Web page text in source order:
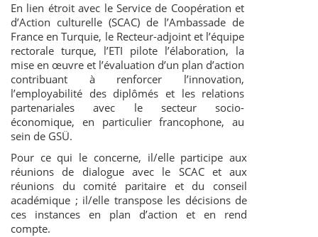
En lien étroit avec le Service de Coopération et
d’Action culturelle (SCAC) de l’Ambassade de
France en Turquie, le Recteur-adjoint et l’équipe
rectorale turque, l’ETI pilote l’élaboration, la
mise en œuvre et l’évaluation d’un plan d’action
contribuant à renforcer l’innovation,
l’employabilité des diplômés et les relations
partenariales avec le secteur socio-
économique, en particulier francophone, au
sein de GSÜ.
Pour ce qui le concerne, il/elle participe aux
réunions de dialogue avec le SCAC et aux
réunions du comité paritaire et du conseil
académique ; il/elle transpose les décisions de
ces instances en plan d’action et en rend
compte.